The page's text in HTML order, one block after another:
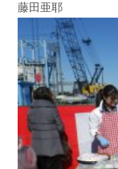
藤田亜耶